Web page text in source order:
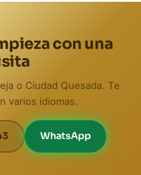
con una
o Ciudad Quesada. Te
varios idiomas.
WhatsApp